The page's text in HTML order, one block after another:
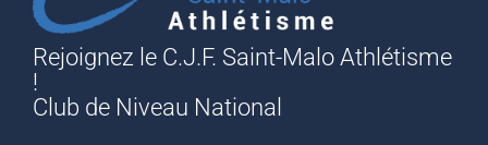
Rejoignez le C.J.F. Saint-Malo Athlétisme
!
Club de Niveau National